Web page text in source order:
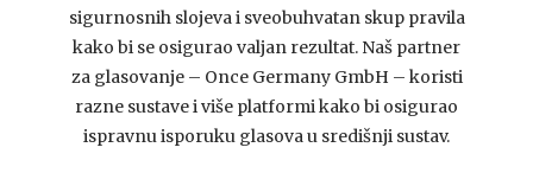
sigurnosnih slojeva i sveobuhvatan skup pravila
kako bi se osigurao valjan rezultat. Naš partner
za glasovanje – Once Germany GmbH – koristi
razne sustave i više platformi kako bi osigurao
ispravnu isporuku glasova u središnji sustav.